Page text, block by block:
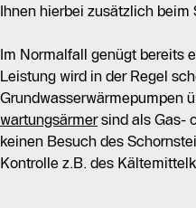
Ihnen hierbei zusätzlich beim
Im Normalfall genügt bereits
Leistung wird in der Regel
Grundwasserwärmepumpen
wartungsärmersind als Gas-
keinen Besuch des
Kontrolle z.B. des